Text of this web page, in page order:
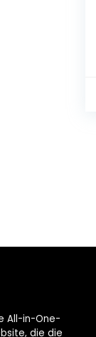
All-in-One-
die die